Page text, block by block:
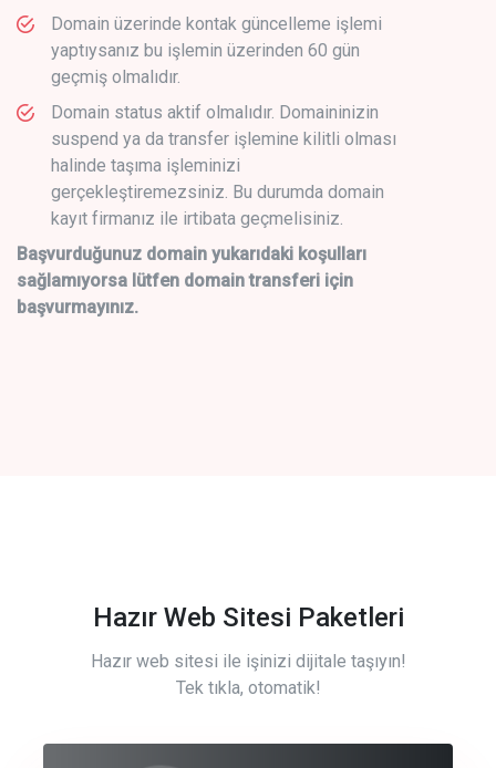
Domain üzerinde kontak güncelleme işlemi
yaptıysanız bu işlemin üzerinden 60 gün
geçmiş olmalıdır.
Domain status aktif olmalıdır. Domaininizin
suspend ya da transfer işlemine kilitli olması
halinde taşıma işleminizi
gerçekleştiremezsiniz. Bu durumda domain
kayıt firmanız ile irtibata geçmelisiniz.
Başvurduğunuz domain yukarıdaki koşulları
sağlamıyorsa lütfen domain transferi için
başvurmayınız.
Hazır Web Sitesi Paketleri
Hazır web sitesi ile işinizi dijitale taşıyın!
Tek tıkla, otomatik!